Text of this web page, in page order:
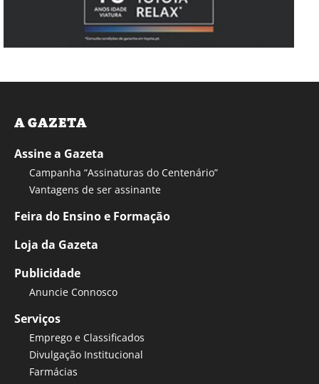
A GAZETA
Assine a Gazeta
Campanha “Assinaturas do Centenário”
Vantagens de ser assinante
Feira do Ensino e Formação
Loja da Gazeta
Publicidade
Anuncie Connosco
Serviços
Emprego e Classificados
Divulgação Institucional
Farmácias